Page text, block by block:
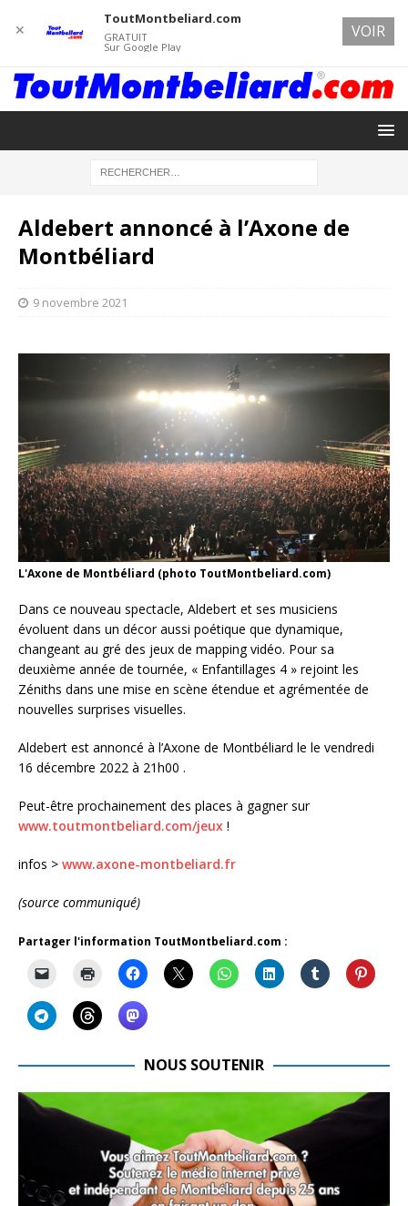
Aldebert annoncé à l’Axone de
Montbéliard
9 novembre 2021
L'Axone de Montbéliard (photo ToutMontbeliard.com)
Dans ce nouveau spectacle, Aldebert et ses musiciens
évoluent dans un décor aussi poétique que dynamique,
changeant au gré des jeux de mapping vidéo. Pour sa
deuxième année de tournée, « Enfantillages 4 » rejoint les
Zéniths dans une mise en scène étendue et agrémentée de
nouvelles surprises visuelles.
Aldebert est annoncé à l’Axone de Montbéliard le le vendredi
16 décembre 2022 à 21h00 .
Peut-être prochainement des places à gagner sur
www.toutmontbeliard.com/jeux !
infos > www.axone-montbeliard.fr
(source communiqué)
Partager l'information ToutMontbeliard.com :
NOUS SOUTENIR
✕
ToutMontbeliard.com
GRATUIT
Sur Google Play
VOIR